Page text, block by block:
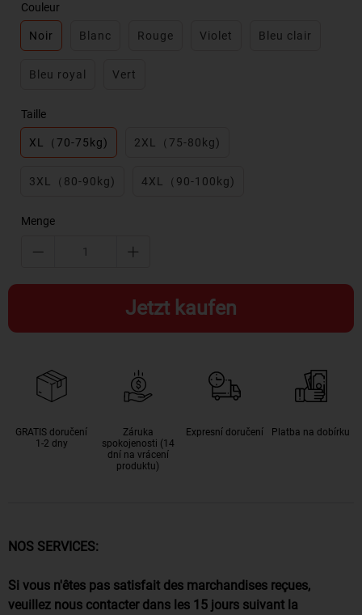
Couleur
Noir Blanc Rouge Violet Bleu clair
Bleu royal Vert
Taille
XL（70-75kg) 2XL（75-80kg)
3XL（80-90kg) 4XL（90-100kg)
Menge
Jetzt kaufen
GRATIS doručení
1-2 dny
Záruka
spokojenosti (14
dní na vrácení
produktu)
Expresní doručení Platba na dobírku
NOS SERVICES:
Si vous n'êtes pas satisfait des marchandises reçues,
veuillez nous contacter dans les 15 jours suivant la